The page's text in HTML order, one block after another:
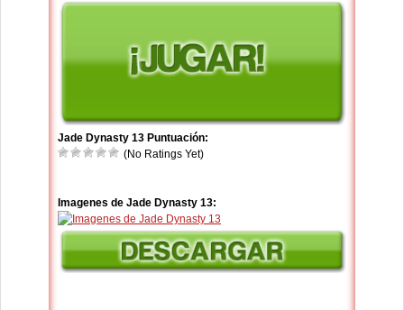
Jade Dynasty 13 Puntuación:
(No Ratings Yet)
Imagenes de Jade Dynasty 13: